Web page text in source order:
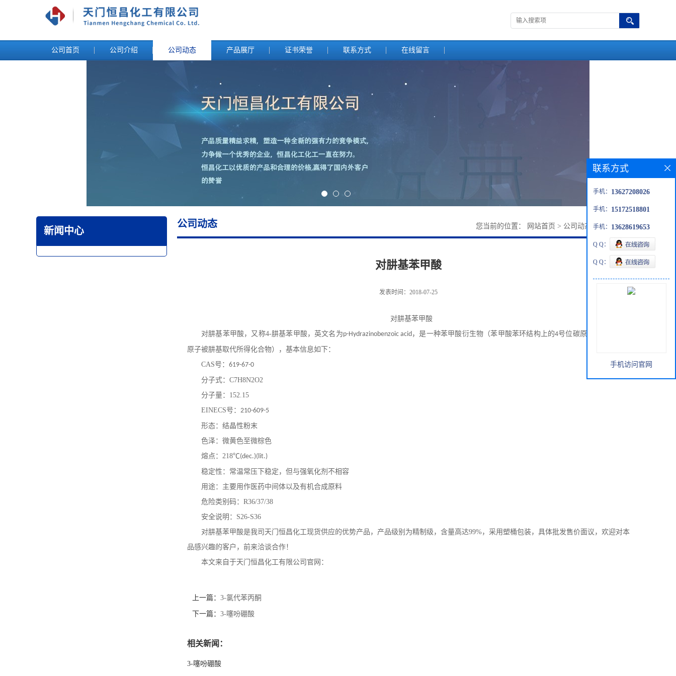
公司首页 公司介绍 公司动态 产品展厅 证书荣誉 联系方式 在线留言
新闻中心
公司动态 您当前的位置： 网站首页 > 公司动态 >对肼基苯甲酸
对肼基苯甲酸
发表时间：2018-07-25
对肼基苯甲酸
对肼基苯甲酸，又称4-肼基苯甲酸，英文名为p-Hydrazinobenzoic acid，是一种苯甲酸衍生物（苯甲酸苯环结构上的4号位碳原子上连接的氢
原子被肼基取代所得化合物），基本信息如下：
CAS号： 619-67-0
分子式： C7H8N2O2
分子量： 152.15
EINECS号： 210-609-5
形态：结晶性粉末
色泽：微黄色至微棕色
熔点： 218℃(dec.)(lit.)
稳定性：常温常压下稳定，但与强氧化剂不相容
用途：主要用作医药中间体以及有机合成原料
危险类别码： R36/37/38
安全说明： S26-S36
对肼基苯甲酸是我司天门恒昌化工现货供应的优势产品，产品级别为精制级，含量高达99%，采用塑桶包装，具体批发售价面议，欢迎对本
品感兴趣的客户，前来洽谈合作！
本文来自于天门恒昌化工有限公司官网：
上一篇： 3-氯代苯丙酮
下一篇： 3-噻吩硼酸
相关新闻：
3-噻吩硼酸
联系方式
手机： 13627208026
手机： 15172518801
手机： 13628619653
Q Q：
Q Q：
手机访问官网